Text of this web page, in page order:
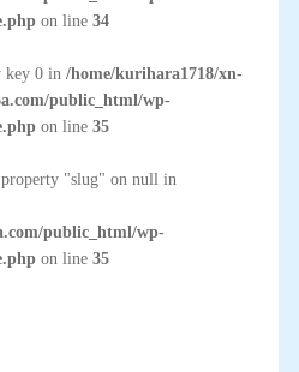
on line 34
key 0 in /home/kurihara1718/xn-
public_html/wp-
on line 35
"slug" on null in
public_html/wp-
on line 35